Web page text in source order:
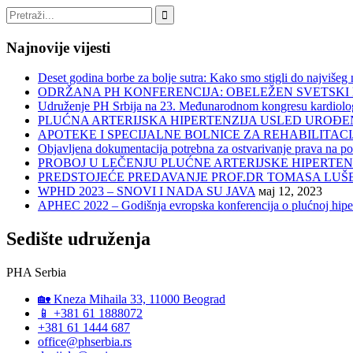
Najnovije vijesti
Deset godina borbe za bolje sutra: Kako smo stigli do
ODRŽANA PH KONFERENCIJA: OBELEŽEN
Udruženje PH Srbija na 23. Međunarodnom kongresu
PLUĆNA ARTERIJSKA HIPERTENZIJA USLED
APOTEKE I SPECIJALNE BOLNICE ZA
Objavljena dokumentacija potrebna za ostvarivanje prava na
PROBOJ U LEČENJU PLUĆNE ARTERIJSKE
PREDSTOJEĆE PREDAVANJE PROF.DR TOMASA
WPHD 2023 – SNOVI I NADA SU JAVA мај 12, 2023
APHEC 2022 – Godišnja evropska konferencija o plućnoj
Sedište udruženja
PHA Serbia
🏡 Kneza Mihaila 33, 11000 Beograd
📱 +381 61 1888072
+381 61 1444 687
office@phserbia.rs